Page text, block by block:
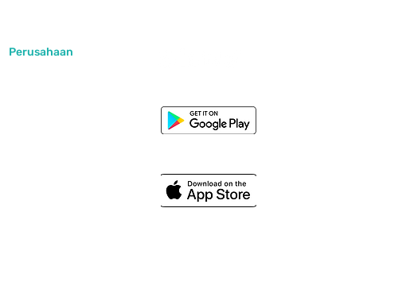
Perusahaan